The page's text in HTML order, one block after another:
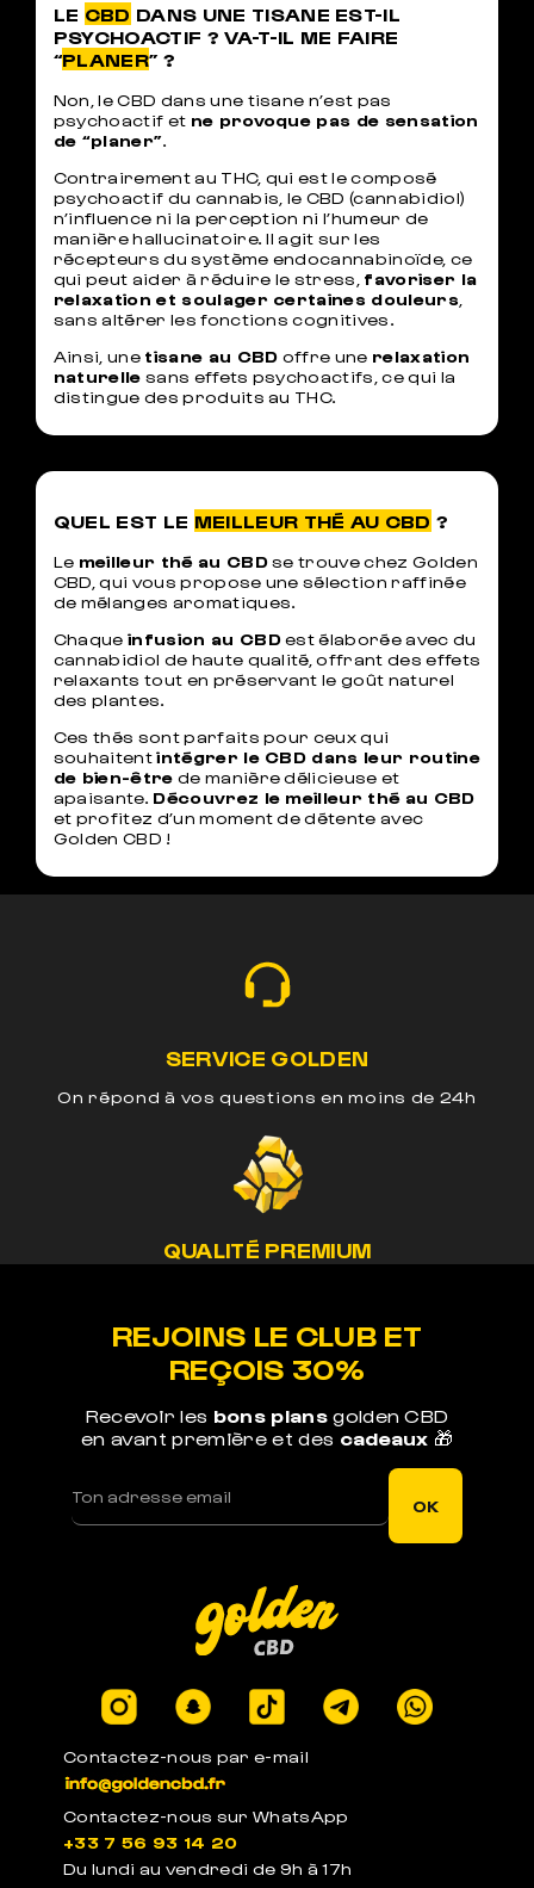
LE CBD DANS UNE TISANE EST-IL
PSYCHOACTIF ? VA-T-IL ME FAIRE
“PLANER” ?
Non, le CBD dans une tisane n’est pas
psychoactif et ne provoque pas de sensation
de “planer”.
Contrairement au THC, qui est le composé
psychoactif du cannabis, le CBD (cannabidiol)
n’influence ni la perception ni l’humeur de
manière hallucinatoire. Il agit sur les
récepteurs du système endocannabinoïde, ce
qui peut aider à réduire le stress, favoriser la
relaxation et soulager certaines douleurs
sans altérer les fonctions cognitives.
Ainsi, une tisane au CBD offre une relaxation
naturelle sans effets psychoactifs, ce qui la
distingue des produits au THC.
QUEL EST LE MEILLEUR THÉ AU CBD ?
Le meilleur thé au CBDse trouve chez Golden
CBD, qui vous propose une sélection raffinée
de mélanges aromatiques.
Chaqueinfusion au CBDest élaborée avec du
cannabidiol de haute qualité, offrant des effets
relaxants tout en préservant le goût naturel
des plantes.
Ces thés sont parfaits pour ceux qui
souhaitentintégrer le CBD dans leur routine
de bien-être de manière délicieuse et
apaisante. Découvrez le meilleur thé au CBD
et profitez d’un moment de détente avec
Golden CBD !
SERVICE GOLDEN
On répond à vos questions en moins de 24h
QUALITÉ PREMIUM
Votre commande est expédiée sous 1j ouvré
LEGAL EN EUROPE
Produits certifiés en laboratoires à -0.3% de
THC
PACKAGE ANONYME
Contactez-nous par e-mail
Contactez-nous sur WhatsApp
+33 7 56 93 14 20
Du lundi au vendredi de 9h à 17h
REJOINS LE CLUB ET
REÇOIS 30%
Recevoir les bons plansgolden CBD
en avant première et des cadeaux 🎁
OK